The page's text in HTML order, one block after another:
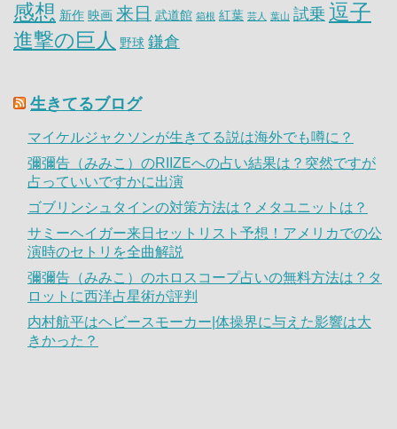
感想 新作 映画 来日 武道館 箱根 紅葉 芸人 葉山 試乗 逗子
進撃の巨人 野球 鎌倉
生きてるブログ
マイケルジャクソンが生きてる説は海外でも噂に？
彌彌告（みみこ）のRIIZEへの占い結果は？突然ですが
占っていいですかに出演
ゴブリンシュタインの対策方法は？メタユニットは？
サミーヘイガー来日セットリスト予想！アメリカでの公
演時のセトリを全曲解説
彌彌告（みみこ）のホロスコープ占いの無料方法は？タ
ロットに西洋占星術が評判
内村航平はヘビースモーカー|体操界に与えた影響は大
きかった？